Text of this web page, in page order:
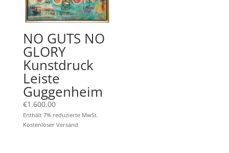
NO GUTS NO
GLORY
Kunstdruck
Leiste
Guggenheim
€1.600,00
Enthält 7% reduzierte MwSt.
Kostenloser Versand